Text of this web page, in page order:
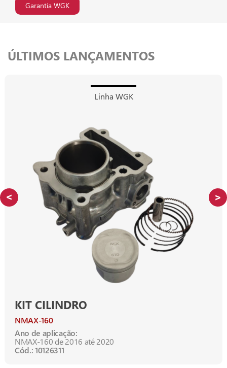
Garantia WGK
ÚLTIMOS LANÇAMENTOS
Linha WGK
KIT CILINDRO
NMAX-160
Ano de aplicação:
NMAX-160 de 2016 até 2020
Cód.: 10126311